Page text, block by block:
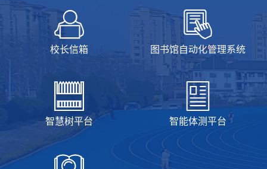
校长信箱 图书馆自动化管理系统
智慧树平台 智能体测平台